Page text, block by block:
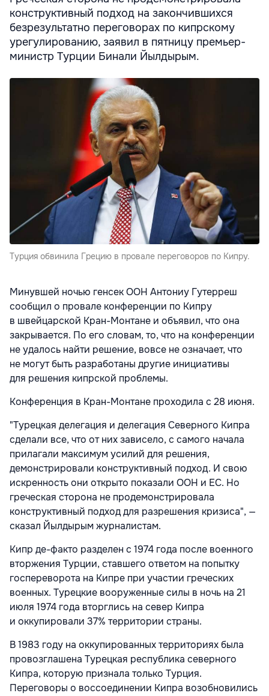
конструктивный подход на закончившихся
безрезультатно переговорах по кипрскому
урегулированию, заявил в пятницу премьер-
министр Турции Бинали Йылдырым.
Турция обвинила Грецию в провале переговоров по Кипру.
Минувшей ночью генсек ООН Антониу Гутерреш
сообщил о провале конференции по Кипру
в швейцарской Кран-Монтане и объявил, что она
закрывается. По его словам, то, что на конференции
не удалось найти решение, вовсе не означает, что
не могут быть разработаны другие инициативы
для решения кипрской проблемы.
Конференция в Кран-Монтане проходила с 28 июня.
"Турецкая делегация и делегация Северного Кипра
сделали все, что от них зависело, с самого начала
прилагали максимум усилий для решения,
демонстрировали конструктивный подход. И свою
искренность они открыто показали ООН и ЕС. Но
греческая сторона не продемонстрировала
конструктивный подход для разрешения кризиса", —
сказал Йылдырым журналистам.
Кипр де-факто разделен с 1974 года после военного
вторжения Турции, ставшего ответом на попытку
госпереворота на Кипре при участии греческих
военных. Турецкие вооруженные силы в ночь на 21
июля 1974 года вторглись на север Кипра
и оккупировали 37% территории страны.
В 1983 году на оккупированных территориях была
провозглашена Турецкая республика северного
Кипра, которую признала только Турция.
Переговоры о воссоединении Кипра возобновились